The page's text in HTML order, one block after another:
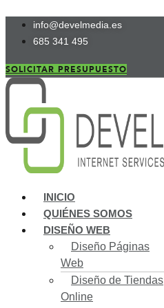
contenido
info@develmedia.es
685 341 495
SOLICITAR PRESUPUESTO
INICIO
QUIÉNES SOMOS
DISEÑO WEB
Diseño Páginas
Web
Diseño de Tiendas
Online